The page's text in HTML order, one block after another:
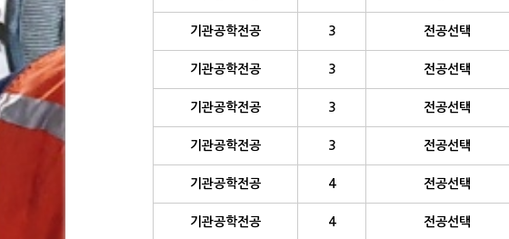
기관공학전공 3 전공선택
기관공학전공 3 전공선택
기관공학전공 3 전공선택
기관공학전공 3 전공선택
기관공학전공 4 전공선택
기관공학전공 4 전공선택